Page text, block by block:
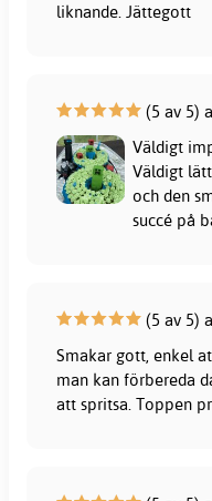
liknande. Jättegott
(5 av 5)
Väldigt
Väldigt
och den
succé på
(5 av 5)
Smakar gott, enkel
man kan förbereda
att spritsa. Toppen